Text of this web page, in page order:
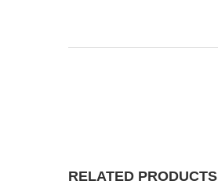
RELATED PRODUCTS